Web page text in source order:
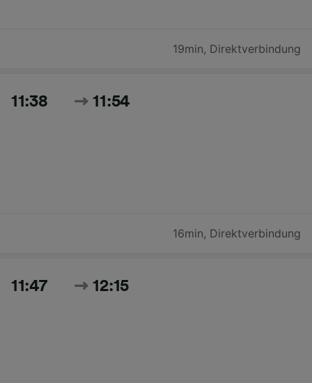
19min, Direktverbindung
11:38 11:54
16min, Direktverbindung
11:47 12:15